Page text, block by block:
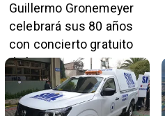
Guillermo Gronemeyer
celebrará sus 80 años
con concierto gratuito
de la Orquesta Marga
Marga